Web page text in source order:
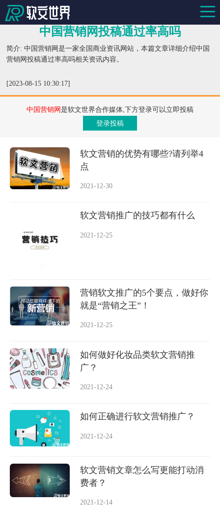
中国营销网投稿通过率高吗
简介: 中国营销网是一家全国商业资讯网站，本篇文章详细介绍中国
营销网投稿通过率高吗相关资讯内容。
[2023-08-15 10:30:17]
中国营销网是软文世界合作媒体,下方登录可以立即投稿
登录投稿
软文营销的优势有哪些?请列举4
点
2021-12-30
软文营销推广的技巧都有什么
2021-12-25
营销软文推广的5个要点，做好你
就是“营销之王”！
2021-12-25
如何做好化妆品类软文营销推
广？
2021-12-24
如何正确进行软文营销推广？
2021-12-24
软文营销文章怎么写更能打动消
费者？
2021-12-14